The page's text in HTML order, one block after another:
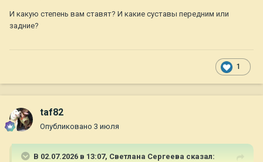
И какую степень вам ставят? И какие суставы передним или
задние?
1
taf82
Опубликовано 3 июля
В 02.07.2026 в 13:07, Светлана Сергеева сказал: